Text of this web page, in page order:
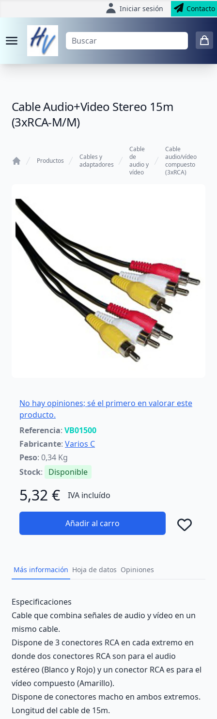
Iniciar sesión Contacto
Cable Audio+Video Stereo 15m
(3xRCA-M/M)
Productos
Cables y
adaptadores
Cable
de
audio y
vídeo
Cable
audio/vídeo
compuesto
(3xRCA)
No hay opiniones; sé el primero en valorar este
producto.
Referencia: VB01500
Fabricante: Varios C
Peso: 0,34 Kg
Stock: Disponible
5,32 € IVA incluído
Añadir al carro
Más información Hoja de datos Opiniones
Description
Especificaciones
Cable que combina señales de audio y vídeo en un
mismo cable.
Dispone de 3 conectores RCA en cada extremo en
donde dos conectores RCA son para el audio
estéreo (Blanco y Rojo) y un conector RCA es para el
vídeo compuesto (Amarillo).
Dispone de conectores macho en ambos extremos.
Longitud del cable de 15m.